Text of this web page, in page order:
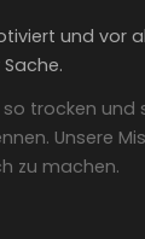
und vor
trocken und
Unsere
zu machen.